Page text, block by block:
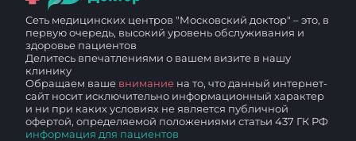
Сеть медицинских центров "Московский доктор" – это, в
первую очередь, высокий уровень обслуживания и
здоровье пациентов
Делитесь впечатлениями о вашем визите в нашу
клинику
Обращаем ваше внимание на то, что данный интернет-
сайт носит исключительно информационный характер
и ни при каких условиях не является публичной
офертой, определяемой положениями статьи 437 ГК РФ
информация для пациентов